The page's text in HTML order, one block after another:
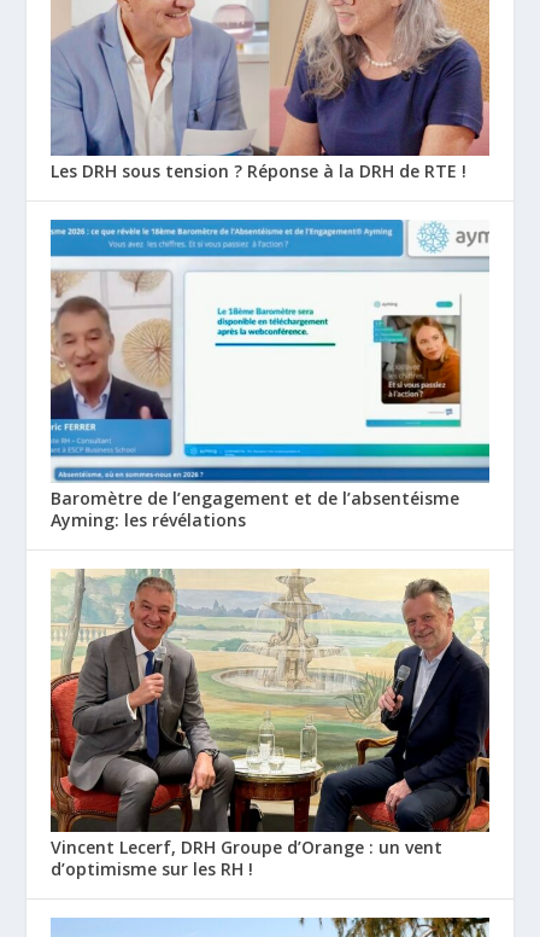
Les DRH sous tension ? Réponse à la DRH de RTE !
Baromètre de l’engagement et de l’absentéisme
Ayming: les révélations
Vincent Lecerf, DRH Groupe d’Orange : un vent
d’optimisme sur les RH !